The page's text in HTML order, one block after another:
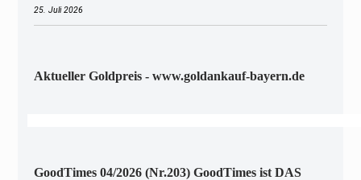
25. Juli 2026
Aktueller Goldpreis - www.goldankauf-bayern.de
GoodTimes 04/2026 (Nr.203) GoodTimes ist DAS